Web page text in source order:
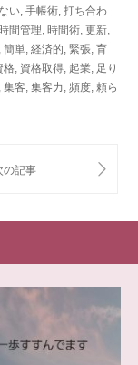
い, 手帳術, 打ち合わ
時間管理, 時間術, 更新,
, 簡単, 経済的, 緊張, 育
格, 資格取得, 起業, 足り
, 集客, 集客力, 頻度, 頼ら